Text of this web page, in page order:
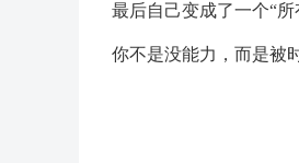
最后自己变成了一个“所
你不是没能力，而是被